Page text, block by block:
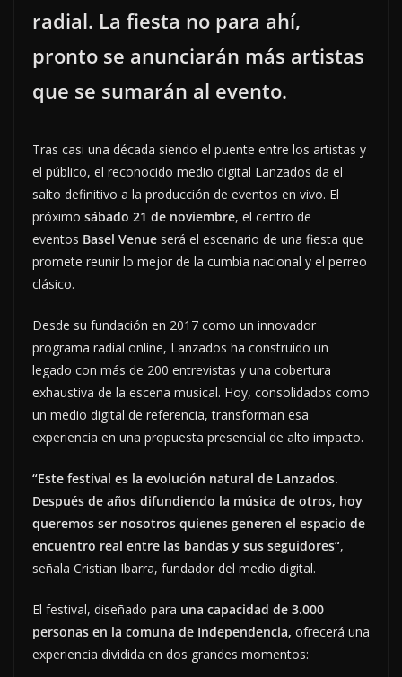
radial. La fiesta no para ahí,
pronto se anunciarán más artistas
que se sumarán al evento.
Tras casi una década siendo el puente entre los artistas y
el público, el reconocido medio digital Lanzados da el
salto definitivo a la producción de eventos en vivo. El
próximo sábado 21 de noviembre, el centro de
eventos Basel Venue será el escenario de una fiesta que
promete reunir lo mejor de la cumbia nacional y el perreo
clásico.
Desde su fundación en 2017 como un innovador
programa radial online, Lanzados ha construido un
legado con más de 200 entrevistas y una cobertura
exhaustiva de la escena musical. Hoy, consolidados como
un medio digital de referencia, transforman esa
experiencia en una propuesta presencial de alto impacto.
“Este festival es la evolución natural de Lanzados.
Después de años difundiendo la música de otros, hoy
queremos ser nosotros quienes generen el espacio de
encuentro real entre las bandas y sus seguidores“,
señala Cristian Ibarra, fundador del medio digital.
El festival, diseñado para una capacidad de 3.000
personas en la comuna de Independencia, ofrecerá una
experiencia dividida en dos grandes momentos: